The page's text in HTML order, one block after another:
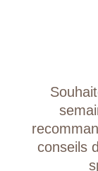
conseils